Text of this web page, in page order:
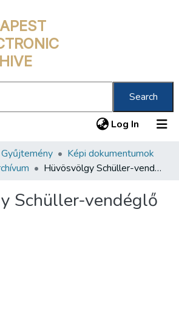
Search
Log In (current)
Képi dokumentumok
Hüvösvölgy Schüller-vendéglő
Schüller-vendéglő